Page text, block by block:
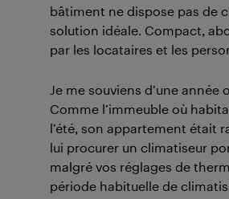
bâtiment ne dispose pas de
solution idéale. Compact,
par les locataires et les
Je me souviens d’une
Comme l’immeuble où
l’été, son appartement était
lui procurer un climatiseur
malgré vos réglages de
période habituelle de